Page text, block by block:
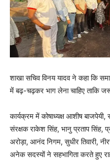
शाखा सचिव विनय यादव ने कहा कि
में बढ़-चढ़कर भाग लेना चाहिए ताकि
कार्यक्रम में कोषाध्यक्ष आशीष
संरक्षक राकेश सिंह, भानु प्रताप सिंह,
अरोड़ा, आनंद निगम, सुधीर तिवारी,
अनेक सदस्यों ने सहभागिता करते हुए